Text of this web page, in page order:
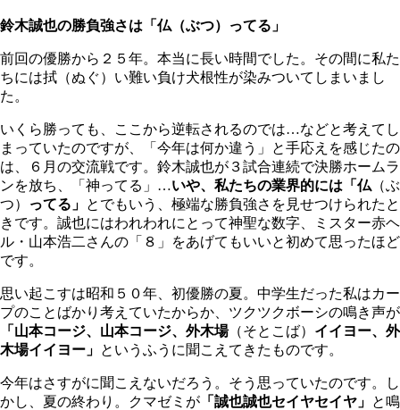
鈴木誠也の勝負強さは「仏（ぶつ）ってる」
前回の優勝から２５年。本当に長い時間でした。その間に私た
ちには拭（ぬぐ）い難い負け犬根性が染みついてしまいまし
た。
いくら勝っても、ここから逆転されるのでは…などと考えてし
まっていたのですが、「今年は何か違う」と手応えを感じたの
は、６月の交流戦です。鈴木誠也が３試合連続で決勝ホームラ
ンを放ち、「神ってる」…いや、私たちの業界的には「仏 （ぶ
つ）
ってる」 とでもいう、極端な勝負強さを見せつけられたと
きです。誠也にはわれわれにとって神聖な数字、ミスター赤ヘ
ル・山本浩二さんの「８」をあげてもいいと初めて思ったほど
です。
思い起こすは昭和５０年、初優勝の夏。中学生だった私はカー
プのことばかり考えていたからか、ツクツクボーシの鳴き声が
「山本コージ、山本コージ、外木場（そとこば） イイヨー、外
木場イイヨー」 というふうに聞こえてきたものです。
今年はさすがに聞こえないだろう。そう思っていたのです。し
かし、夏の終わり。クマゼミが 「誠也誠也セイヤセイヤ」 と鳴